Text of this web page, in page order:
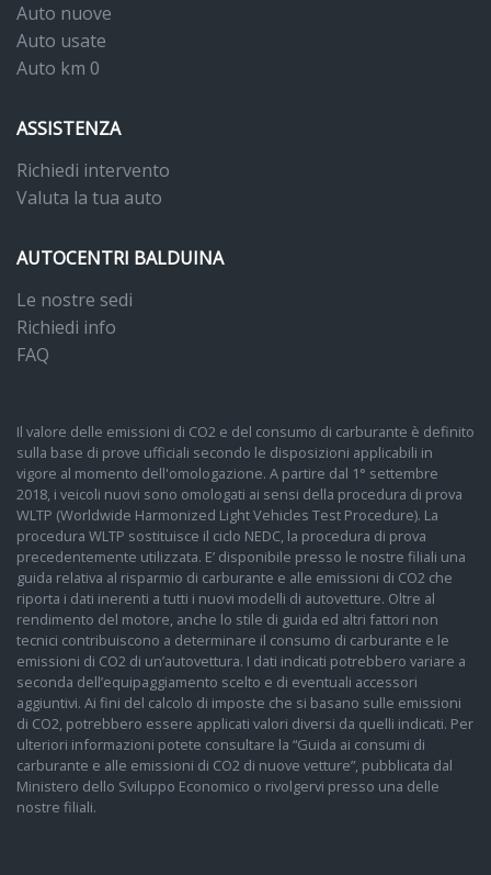
Auto nuove
Auto usate
Auto km 0
ASSISTENZA
Richiedi intervento
Valuta la tua auto
AUTOCENTRI BALDUINA
Le nostre sedi
Richiedi info
FAQ
Il valore delle emissioni di CO2 e del consumo di carburante è definito
sulla base di prove ufficiali secondo le disposizioni applicabili in
vigore al momento dell'omologazione. A partire dal 1° settembre
2018, i veicoli nuovi sono omologati ai sensi della procedura di prova
WLTP (Worldwide Harmonized Light Vehicles Test Procedure). La
procedura WLTP sostituisce il ciclo NEDC, la procedura di prova
precedentemente utilizzata. E’ disponibile presso le nostre filiali una
guida relativa al risparmio di carburante e alle emissioni di CO2 che
riporta i dati inerenti a tutti i nuovi modelli di autovetture. Oltre al
rendimento del motore, anche lo stile di guida ed altri fattori non
tecnici contribuiscono a determinare il consumo di carburante e le
emissioni di CO2 di un’autovettura. I dati indicati potrebbero variare a
seconda dell’equipaggiamento scelto e di eventuali accessori
aggiuntivi. Ai fini del calcolo di imposte che si basano sulle emissioni
di CO2, potrebbero essere applicati valori diversi da quelli indicati. Per
ulteriori informazioni potete consultare la “Guida ai consumi di
carburante e alle emissioni di CO2 di nuove vetture”, pubblicata dal
Ministero dello Sviluppo Economico o rivolgervi presso una delle
nostre filiali.